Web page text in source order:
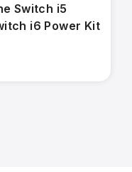
Switch i5
i6 Power Kit